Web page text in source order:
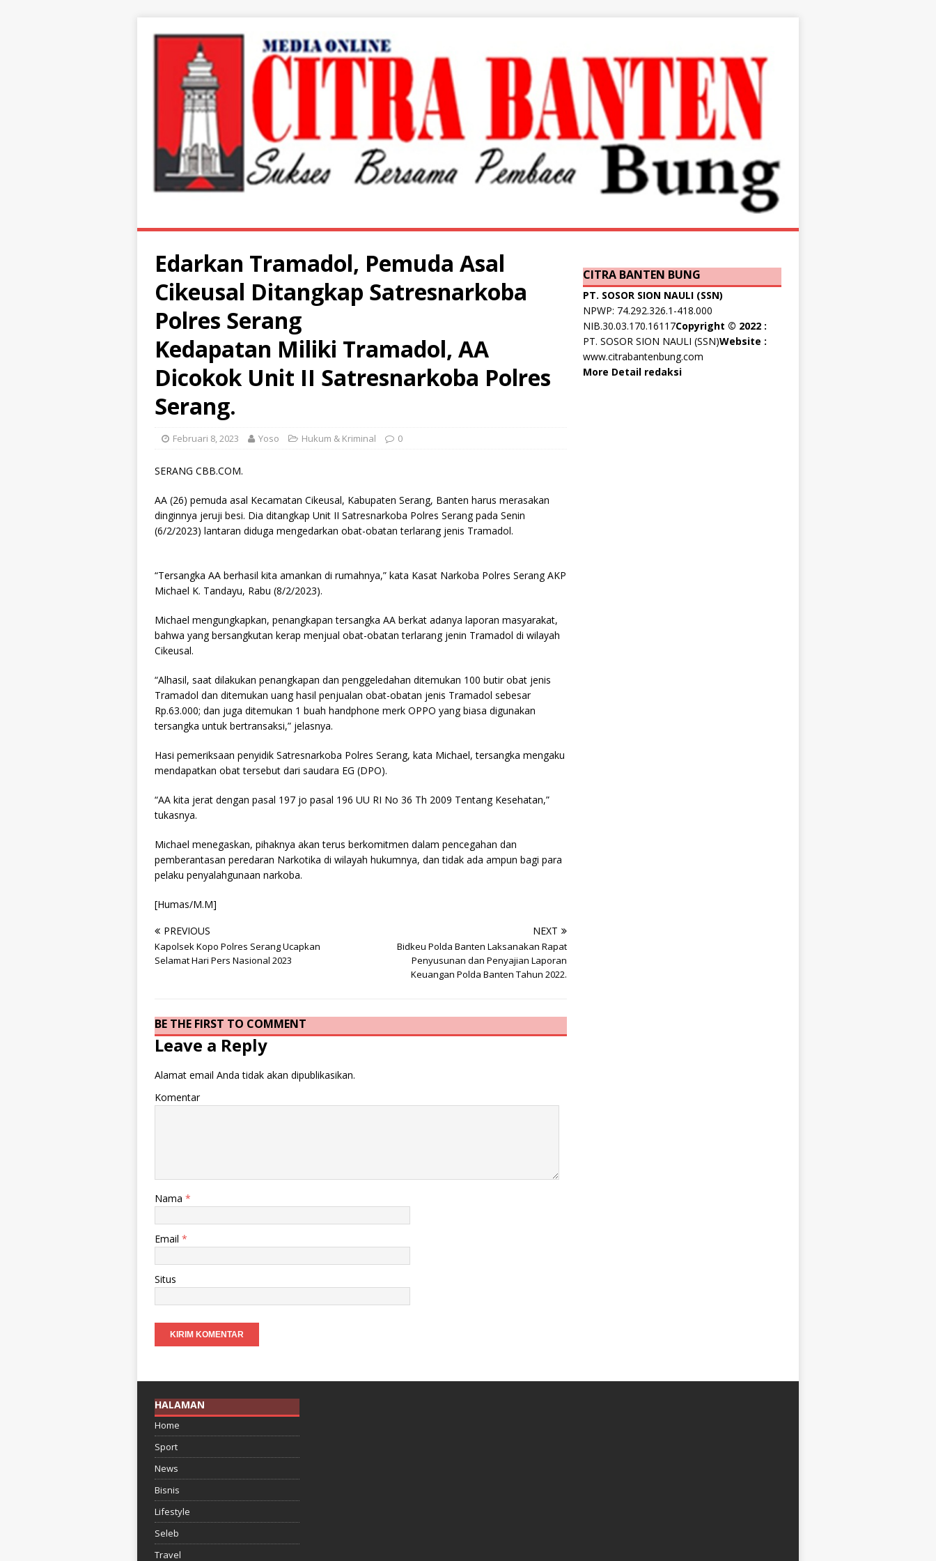
Edarkan Tramadol, Pemuda Asal
Cikeusal Ditangkap Satresnarkoba
Polres Serang
Kedapatan Miliki Tramadol, AA
Dicokok Unit II Satresnarkoba Polres
Serang.
Februari 8, 2023 Yoso Hukum & Kriminal 0
SERANG CBB.COM.
AA (26) pemuda asal Kecamatan Cikeusal, Kabupaten Serang, Banten harus merasakan
dinginnya jeruji besi. Dia ditangkap Unit II Satresnarkoba Polres Serang pada Senin
(6/2/2023) lantaran diduga mengedarkan obat-obatan terlarang jenis Tramadol.
“Tersangka AA berhasil kita amankan di rumahnya,” kata Kasat Narkoba Polres Serang AKP
Michael K. Tandayu, Rabu (8/2/2023).
Michael mengungkapkan, penangkapan tersangka AA berkat adanya laporan masyarakat,
bahwa yang bersangkutan kerap menjual obat-obatan terlarang jenin Tramadol di wilayah
Cikeusal.
“Alhasil, saat dilakukan penangkapan dan penggeledahan ditemukan 100 butir obat jenis
Tramadol dan ditemukan uang hasil penjualan obat-obatan jenis Tramadol sebesar
Rp.63.000; dan juga ditemukan 1 buah handphone merk OPPO yang biasa digunakan
tersangka untuk bertransaksi,” jelasnya.
Hasi pemeriksaan penyidik Satresnarkoba Polres Serang, kata Michael, tersangka mengaku
mendapatkan obat tersebut dari saudara EG (DPO).
“AA kita jerat dengan pasal 197 jo pasal 196 UU RI No 36 Th 2009 Tentang Kesehatan,”
tukasnya.
Michael menegaskan, pihaknya akan terus berkomitmen dalam pencegahan dan
pemberantasan peredaran Narkotika di wilayah hukumnya, dan tidak ada ampun bagi para
pelaku penyalahgunaan narkoba.
[Humas/M.M]
PREVIOUS
Kapolsek Kopo Polres Serang Ucapkan
Selamat Hari Pers Nasional 2023
NEXT
Bidkeu Polda Banten Laksanakan Rapat
Penyusunan dan Penyajian Laporan
Keuangan Polda Banten Tahun 2022.
BE THE FIRST TO COMMENT
Leave a Reply
Alamat email Anda tidak akan dipublikasikan.
Komentar
Nama *
Email *
Situs
CITRA BANTEN BUNG
PT. SOSOR SION NAULI (SSN)
NPWP: 74.292.326.1-418.000
NIB.30.03.170.16117Copyright © 2022 :
PT. SOSOR SION NAULI (SSN)Website :
www.citrabantenbung.com
More Detail redaksi
HALAMAN
Home
Sport
News
Bisnis
Lifestyle
Seleb
Travel